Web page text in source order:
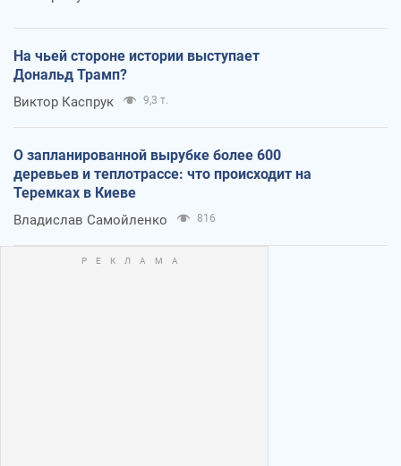
На чьей стороне истории выступает
Дональд Трамп?
Виктор Каспрук 9,3 т.
О запланированной вырубке более 600
деревьев и теплотрассе: что происходит на
Теремках в Киеве
Владислав Самойленко 816